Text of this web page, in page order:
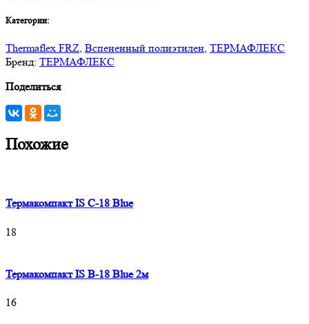
Категории:
Thermaflex FRZ, Вспененный полиэтилен, ТЕРМАФЛЕКС
Бренд: ТЕРМАФЛЕКС
Поделиться
Похожие
Термакомпакт IS C-18 Blue
18
Термакомпакт IS B-18 Blue 2м
16